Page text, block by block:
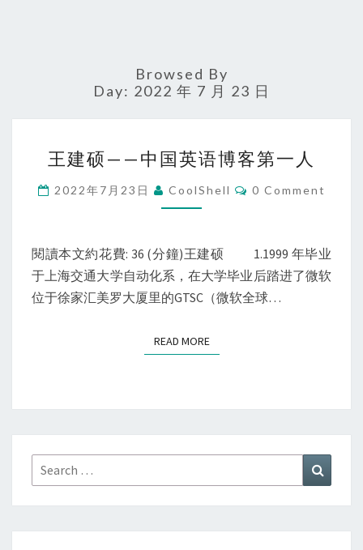
Browsed By
Day: 2022 年 7 月 23 日
建
硕
——
国
英
语
客
王建硕——中国英语博客第一人
2022年7月23日 CoolShell Comments
0 Comment
閱讀本文約花費: 36 (分鐘)王建硕 1.1999 年毕业
于上海交通大学自动化系，在大学毕业后踏进了微软
位于徐家汇美罗大厦里的GTSC（微软全球…
READ MOREREAD MORE
Search
for: